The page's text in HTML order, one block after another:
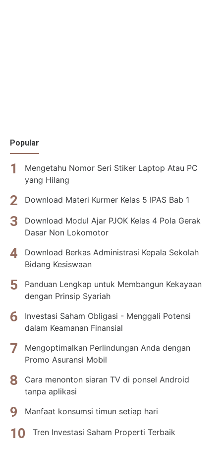
Popular
Mengetahu Nomor Seri Stiker Laptop Atau PC
yang Hilang
Download Materi Kurmer Kelas 5 IPAS Bab 1
Download Modul Ajar PJOK Kelas 4 Pola Gerak
Dasar Non Lokomotor
Download Berkas Administrasi Kepala Sekolah
Bidang Kesiswaan
Panduan Lengkap untuk Membangun Kekayaan
dengan Prinsip Syariah
Investasi Saham Obligasi - Menggali Potensi
dalam Keamanan Finansial
Mengoptimalkan Perlindungan Anda dengan
Promo Asuransi Mobil
Cara menonton siaran TV di ponsel Android
tanpa aplikasi
Manfaat konsumsi timun setiap hari
Tren Investasi Saham Properti Terbaik